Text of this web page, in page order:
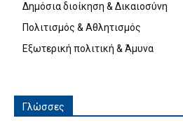
Δημόσια διοίκηση & Δικαιοσύνη
Πολιτισμός & Αθλητισμός
Εξωτερική πολιτική & Άμυνα
Γλώσσες